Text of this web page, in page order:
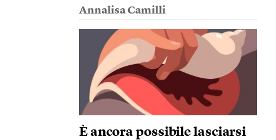
Annalisa Camilli
È ancora possibile lasciarsi